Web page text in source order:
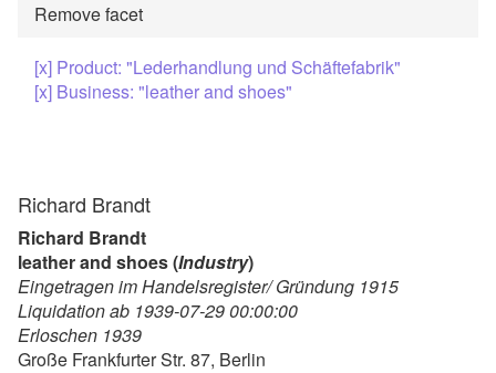
Remove facet
[x] Product: "Lederhandlung und Schäftefabrik"
[x] Business: "leather and shoes"
Richard Brandt
Richard Brandt
leather and shoes (Industry)
Eingetragen im Handelsregister/ Gründung 1915
Liquidation ab 1939-07-29 00:00:00
Erloschen 1939
Große Frankfurter Str. 87, Berlin